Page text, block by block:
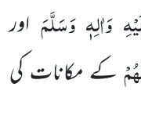
وَاٰلِہٖ وَسَلَّمَ اور
کے مکانات کی